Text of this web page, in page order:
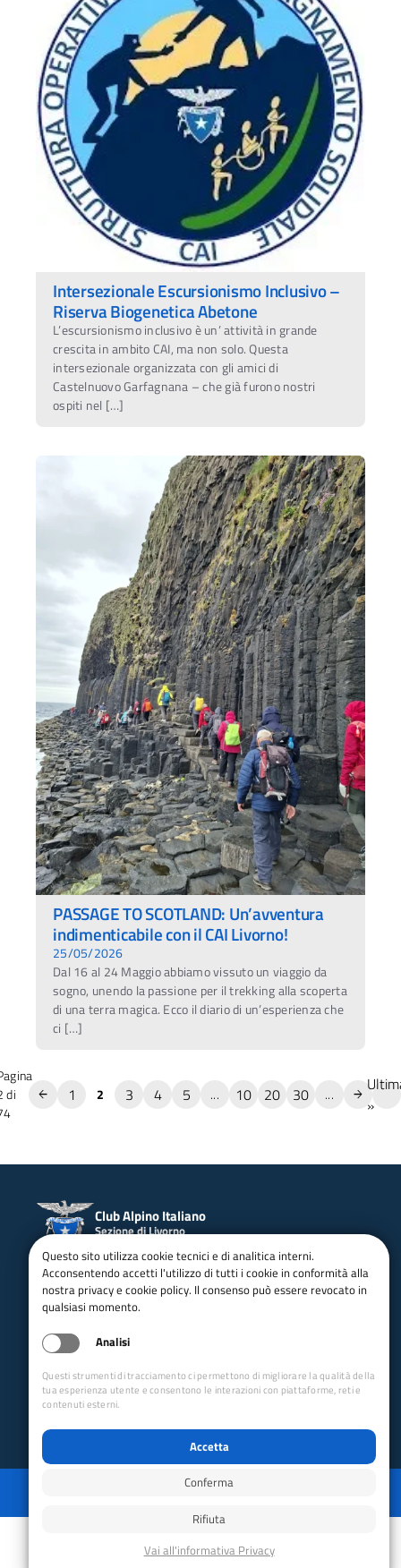
Intersezionale Escursionismo Inclusivo –
Riserva Biogenetica Abetone
L’escursionismo inclusivo è un’ attività in grande
crescita in ambito CAI, ma non solo. Questa
intersezionale organizzata con gli amici di
Castelnuovo Garfagnana – che già furono nostri
ospiti nel […]
PASSAGE TO SCOTLAND: Un’avventura
indimenticabile con il CAI Livorno!
25/05/2026
Dal 16 al 24 Maggio abbiamo vissuto un viaggio da
sogno, unendo la passione per il trekking alla scoperta
di una terra magica. Ecco il diario di un’esperienza che
ci […]
di
1 2 3 4 5 ... 10 20 30 ...
»
Club Alpino Italiano
Sezione di Livorno
email:livorno@cai.it
pec:livorno@pec.cai.it
Facebook -Youtube
Via G. M. Terreni, 4
Club Alpino Italiano
Mappa del sitoDisabilita animazioni
Questo sito utilizza cookie tecnici e di analitica interni.
Acconsentendo accetti l'utilizzo di tutti i cookie in conformità alla
nostra privacy e cookie policy. Il consenso può essere revocato in
qualsiasi momento.
Analisi
Questi strumenti di tracciamento ci permettono di migliorare la qualità della
tua esperienza utente e consentono le interazioni con piattaforme, reti e
contenuti esterni.
Accetta
Conferma
Rifiuta